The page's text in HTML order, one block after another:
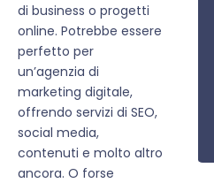
di business o progetti
online. Potrebbe essere
perfetto per
un’agenzia di
marketing digitale,
offrendo servizi di SEO,
social media,
contenuti e molto altro
ancora. O forse